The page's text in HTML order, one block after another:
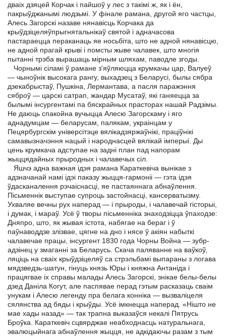
дваіх дзяцей Корчак і пайшоў у лес з такімі ж, як і ён,
пакрыўджанымі людзьмі. У фінале рамана, другой яго частцы,
Алесь Загорскі назаве нянавісць Корчака да
крыўдзіцеляўпрыгнятальнікаў святой і адначасова
пастараецца пераканаць яе носьбіта, што не адной нянавісцю,
не адной прагай крыві і помсты жыве чалавек, што многія
пытанні трэба вырашаць мірным шляхам, паводле згоды.
Чорнымі сіламі ў рамане з'яўляюцца крумкачы цар, Валуеў
— чыноўнік высокага рангу, выхадзец з Беларусі, былы сябра
дзекабрыстаў, Пушкіна, Лермантава, а пасля паражэння
сяброў — царскі сатрап, жандар Мусатаў, які ганяецца за
былымі інсургентамі па бяскрайных прасторах нашай Радзімы.
Не даюць спакойна вучыцца Алесю Загорскаму і яго
аднадумцам — беларусам, палякам, украінцам у
Пецярбургскім універсітэце вялікадзяржаўнікі, праціўнікі
самавызначэння нацый і народнасцей вялікай імперыі. Ды
цень крумкача адступае на задні план пад напорам
жыццядайных прыродных і чалавечых сіл.
Яшчэ адна важная ідэя рамана Караткевіча вынікае з
адзначанай намі ідэі паказу жыцця-гармоніі — гэта ідэя
ўдасканалення рэчаіснасці, яе пастаяннага абнаўлення.
Пісьменнік выступае супроць застойнасці, кансерватызму.
Ухваляе вечны рух наперад — і прыроды, і чалавечай гісторыі,
і думак, і мараў. Усё ў творы пісьменніка знаходзіцца ўпаходзе:
Дняпро, што, як жывая істота, набягае на бераг і ў
паўнаводдзе злізвае, цягне на дно і нясе ў акіян набыткі
чалавечае працы, інсургент 1830 года Чорны Война — зубр-
адзінец у змаганні за Беларусь. Скача паляванне на ваўкоў,
ляціць на сваіх крыўдзіцеляў са стрэльбамі выпараны з логава
мядзведзь-шатун, гінуць князь Юры і княжна Антаніда і
працягвае іх справы малады Алесь Загорскі, знікае белы-белы
дзед Даніла Когут, але паспявае перад гэтым расказаць сваім
унукам і Алесю легенду пра белага конніка — вызваліцеля
сялянства ад бяды і крыўды. Усё імкнецца наперад. «Нішто не
мае хады назад» — так трапна выказаўся некалі Пятрусь
Броўка. Караткевіч сцвярджае неабходнасць натуральнага,
эвалюцыйнага абнаўлення жыцця, не адкідаючы разам з тым